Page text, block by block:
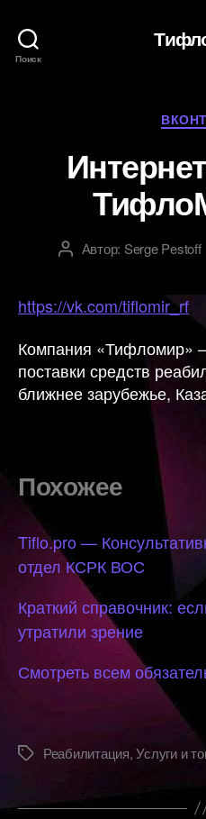
Поиск
АвторАвтор: Serge Pestoff
https://vk.com/tiflomir_rf
Компания «Тифломир»
поставки средств
ближнее зарубежье,
Похожее
Tiflo.pro —
отдел КСРК ВОС
Краткий справочник:
утратили зрение
Смотреть всем
МеткиРеабилитация,Услуги и